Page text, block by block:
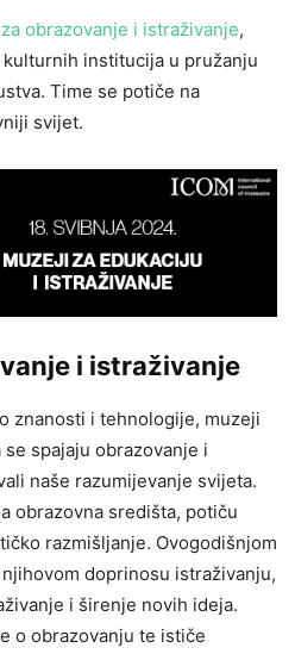
obrazovanje i istraživanje,
institucija u pružanju
Time se potiče na
svijet.
i istraživanje
znanosti i tehnologije, muzeji
spajaju obrazovanje i
naše razumijevanje svijeta.
obrazovna središta, potiču
razmišljanje. Ovogodišnjom
doprinosu istraživanju,
i širenje novih ideja.
o obrazovanju te ističe